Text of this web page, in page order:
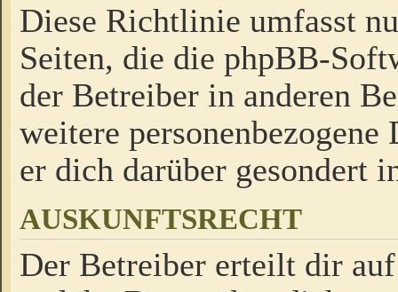
Diese Richtlinie umfasst
Seiten, die die phpBB-
der Betreiber in anderen
weitere
er dich darüber gesondert
AUSKUNFTSRECHT
Der Betreiber erteilt dir